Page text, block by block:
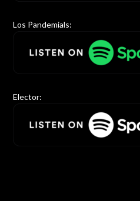
Los Pandemials:
Elector: